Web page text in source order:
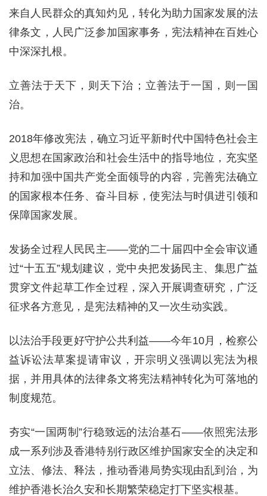
来自人民群众的真知灼见，转化为助力国家发展的法
律条文，人民广泛参加国家事务，宪法精神在百姓心
中深深扎根。
立善法于天下，则天下治；立善法于一国，则一国
治。
2018年修改宪法，确立习近平新时代中国特色社会主
义思想在国家政治和社会生活中的指导地位，充实坚
持和加强中国共产党全面领导的内容，完善宪法确立
的国家根本任务、奋斗目标，使宪法与时俱进引领和
保障国家发展。
发扬全过程人民民主——党的二十届四中全会审议通
过“十五五”规划建议，党中央把发扬民主、集思广益
贯穿文件起草工作全过程，深入开展调查研究，广泛
征求各方意见，是宪法精神的又一次生动实践。
以法治手段更好守护公共利益——今年10月，检察公
益诉讼法草案提请审议，开宗明义强调以宪法为根
据，并用具体的法律条文将宪法精神转化为可落地的
制度规范。
夯实“一国两制”行稳致远的法治基石——依照宪法形
成一系列涉及香港特别行政区维护国家安全的决定和
立法、修法、释法，推动香港局势实现由乱到治，为
维护香港长治久安和长期繁荣稳定打下坚实根基。